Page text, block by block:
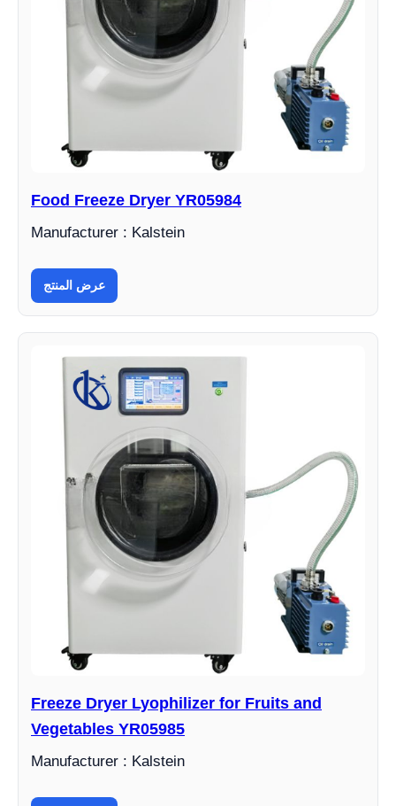
Food Freeze Dryer YR05984
Manufacturer : Kalstein
عرض المنتج
Freeze Dryer Lyophilizer for Fruits and
Vegetables YR05985
Manufacturer : Kalstein